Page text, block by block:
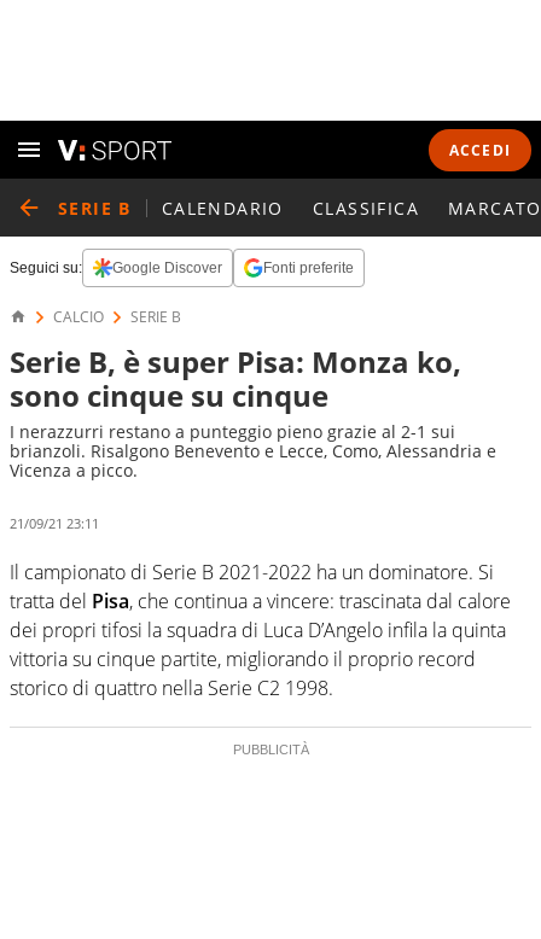
ACCEDI
SERIE B CALENDARIO CLASSIFICA
Seguici su: Google Discover Fonti preferite
CALCIO SERIE B
Serie B, è super Pisa: Monza ko,
sono cinque su cinque
I nerazzurri restano a punteggio pieno grazie al 2-1 sui
brianzoli. Risalgono Benevento e Lecce, Como, Alessandria e
Vicenza a picco.
21/09/21 23:11
Il campionato di Serie B 2021-2022 ha un dominatore. Si
tratta del Pisa, che continua a vincere: trascinata dal calore
dei propri tifosi la squadra di Luca D’Angelo infila la quinta
vittoria su cinque partite, migliorando il proprio record
storico di quattro nella Serie C2 1998.